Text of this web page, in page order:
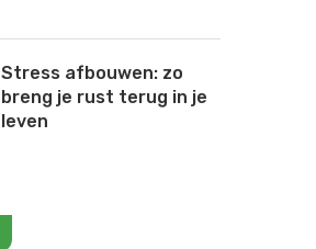
Stress afbouwen: zo
breng je rust terug in je
leven